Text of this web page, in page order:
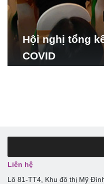
Hội nghị tổng
COVID
Liên hệ
Lô 81-TT4, Khu đô thị Mỹ